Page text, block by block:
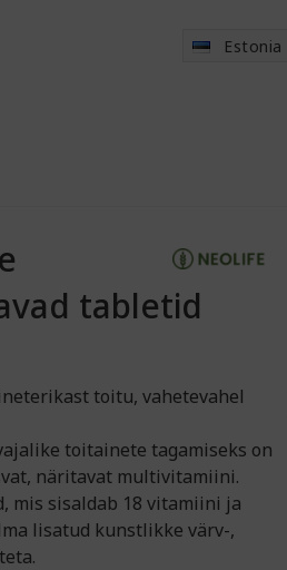
Estonia
tabletid
toitu, vahetevahel
toitainete tagamiseks on
näritavat multivitamiini.
mis sisaldab 18 vitamiini ja
lisatud kunstlikke värv-,